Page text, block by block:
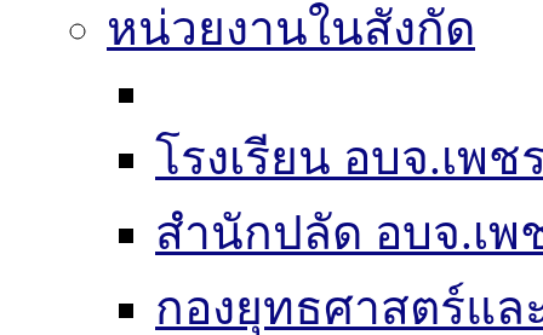
หน่วยงานในสังกัด
โรงเรียน อบจ.เพ
สำนักปลัด อบจ.เ
กองยุทธศาสตร์แ